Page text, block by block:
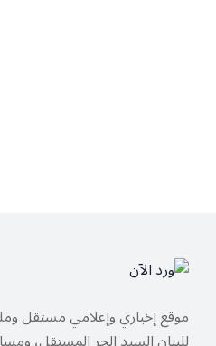
موقع إخباري وإعلامي مستقل